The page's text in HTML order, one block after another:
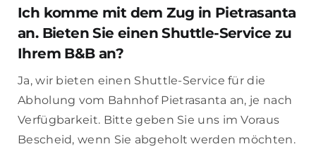
Ich komme mit dem Zug in Pietrasanta
an. Bieten Sie einen Shuttle-Service zu
Ihrem B&B an?
Ja, wir bieten einen Shuttle-Service für die
Abholung vom Bahnhof Pietrasanta an, je nach
Verfügbarkeit. Bitte geben Sie uns im Voraus
Bescheid, wenn Sie abgeholt werden möchten.